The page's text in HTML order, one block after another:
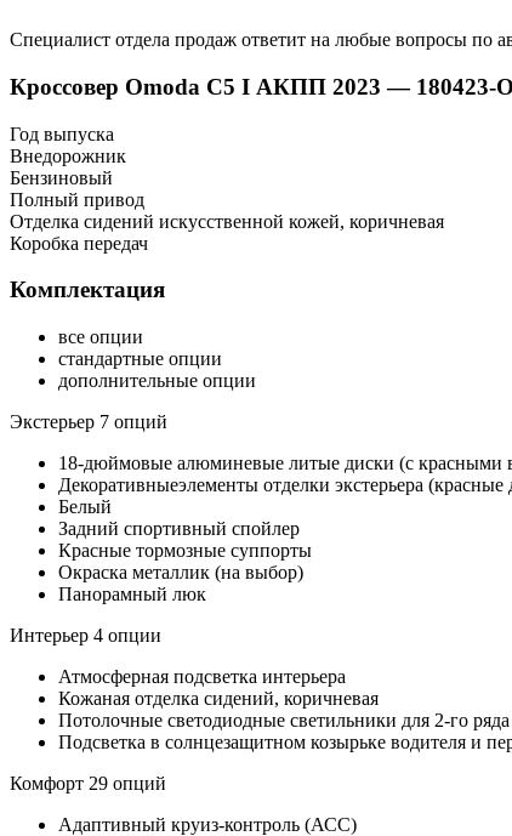
Специалист отдела продаж ответит на любые вопросы по
Кроссовер Omoda C5 I АКПП 2023 — 180423-
Год выпуска
Внедорожник
Бензиновый
Полный привод
Отделка сидений искусственной кожей, коричневая
Коробка передач
Комплектация
все опции
стандартные опции
дополнительные опции
Экстерьер 7 опций
18-дюймовые алюминевые литые диски (с красными
Декоративныеэлементы отделки экстерьера (красные
Белый
Задний спортивный спойлер
Красные тормозные суппорты
Окраска металлик (на выбор)
Панорамный люк
Интерьер 4 опции
Атмосферная подсветка интерьера
Кожаная отделка сидений, коричневая
Потолочные светодиодные светильники для 2-го
Подсветка в солнцезащитном козырьке водителя и
Комфорт 29 опций
Адаптивный круиз-контроль (АСС)